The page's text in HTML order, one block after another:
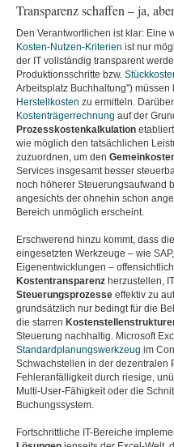
Transparenz schaffen – ja,
Den Verantwortlichen ist klar: Eine
Kosten-Nutzen-Kriterien ist nur
der IT vollständig transparent
Produktionsschritte bzw.
Arbeitsplatz Buchhaltung")
Herstellkosten zu ermitteln.
Kostenträgerrechnung auf der
Prozesskostenkalkulation
wie möglich den tatsächlichen
zuzuordnen, um den
Services insgesamt besser
noch höherer Steuerungsaufwand
angesichts der ohnehin schon
Bereich unmöglich erscheint.
Erschwerend hinzu kommt, dass
eingesetzten Werkzeuge – wie
Eigenentwicklungen –
Kostentransparenz herzustellen,
Steuerungsprozesse effektiv zu
grundsätzlich nur bedingt für die
die starren
Steuerung nachhaltig. Microsoft
Standardplanungswerkzeug im
Schwachstellen in der dezentralen
Fehleranfälligkeit durch riesige,
Multi-User-Fähigkeit oder die
Buchungssystem.
Fortschrittliche IT-Bereiche